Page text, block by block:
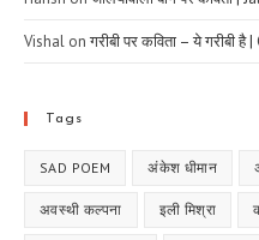
Vishal onगरीबी पर कविता – ये गरीबी
Tags
SAD POEM अंकेश धीमान
अवस्थी कल्पना इली मिश्रा